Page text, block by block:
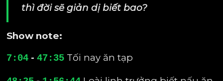
thì đời sẽ giản dị biết bao?
Show note:
7:04 -47:35 Tối nay ăn tạp